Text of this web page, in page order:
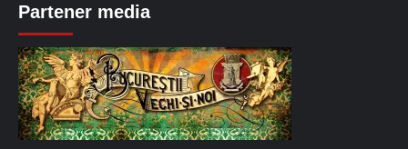
Partener media